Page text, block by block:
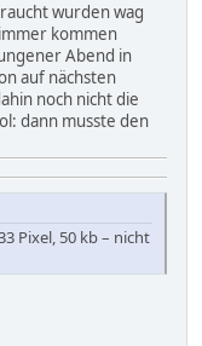
wurden wag
kommen
Abend in
auf nächsten
noch nicht die
dann musste den
Pixel, 50 kb – nicht